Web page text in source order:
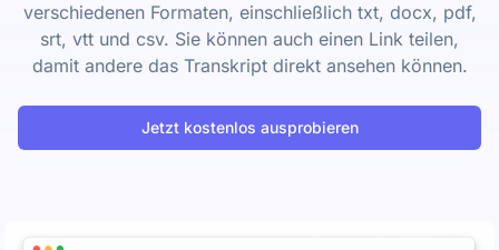
verschiedenen Formaten, einschließlich txt, docx, pdf,
srt, vtt und csv. Sie können auch einen Link teilen,
damit andere das Transkript direkt ansehen können.
Jetzt kostenlos ausprobieren